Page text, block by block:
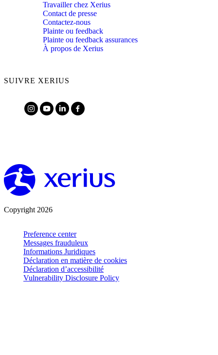
Travailler chez Xerius
Contact de presse
Contactez-nous
Plainte ou feedback
Plainte ou feedback assurances
À propos de Xerius
SUIVRE XERIUS
Copyright 2026
Preference center
Messages frauduleux
Informations Juridiques
Déclaration en matière de cookies
Déclaration d’accessibilité
Vulnerability Disclosure Policy